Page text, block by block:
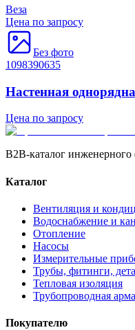
Веза
Цена по запросу
Без фото
1098390635
Настенная
Цена по запросу
B2B-каталог инженерного
Каталог
Вентиляция и
Водоснабжение и
Отопление
Насосы
Измерительные
Трубы, фитинги,
Тепловая изоляция
Трубопроводная
Покупателю